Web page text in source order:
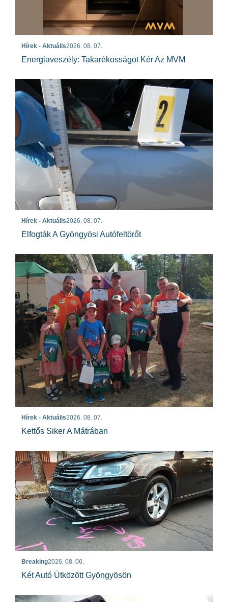
Hírek - Aktuális2026. 08. 07.
Energiaveszély: Takarékosságot Kér Az MVM
Hírek - Aktuális2026. 08. 07.
Elfogták A Gyöngyösi Autófeltörőt
Hírek - Aktuális2026. 08. 07.
Kettős Siker A Mátrában
Breaking2026. 08. 06.
Két Autó Ütközött Gyöngyösön